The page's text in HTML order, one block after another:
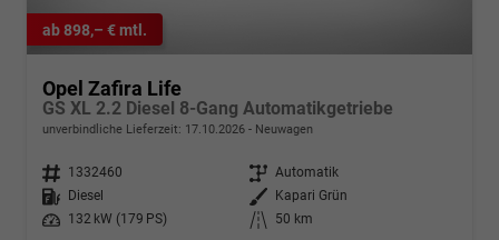
ab 898,– € mtl.
Opel Zafira Life
GS XL 2.2 Diesel 8-Gang Automatikgetriebe
unverbindliche Lieferzeit: 17.10.2026 Neuwagen
Fahrzeugnr. 1332460 Getriebe Automatik
Kraftstoff
Diesel Außenfarbe
Kapari Grün
Leistung
132 kW (179 PS) Kilometerstand 50 km